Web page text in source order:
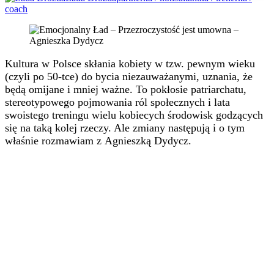
coach
Kultura w Polsce skłania kobiety w tzw. pewnym wieku
(czyli po 50-tce) do bycia niezauważanymi, uznania, że
będą omijane i mniej ważne. To pokłosie patriarchatu,
stereotypowego pojmowania ról społecznych i lata
swoistego treningu wielu kobiecych środowisk godzących
się na taką kolej rzeczy. Ale zmiany następują i o tym
właśnie rozmawiam z Agnieszką Dydycz.